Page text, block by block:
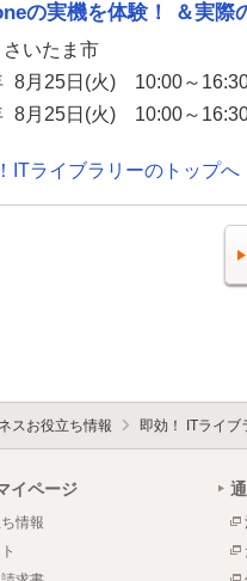
の実機を体験！ ＆実際
いたま市
8月25日(火) 10:00～
8月25日(火) 10:00～
ITライブラリーのトップへ
スお役立ち情報 即効！ ITライブ
イページ
情報